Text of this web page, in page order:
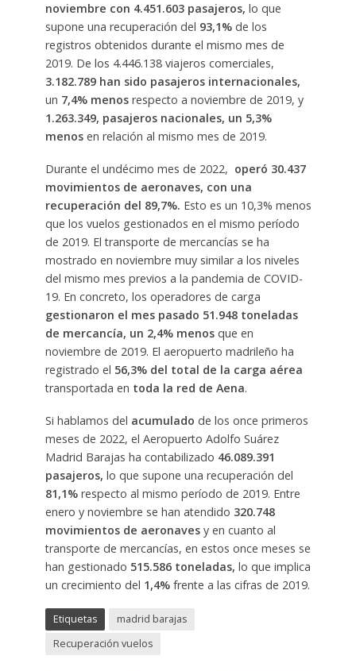
noviembre con 4.451.603 pasajeros, lo que
supone una recuperación del 93,1%de los
registros obtenidos durante el mismo mes de
2019. De los 4.446.138 viajeros comerciales,
3.182.789 han sido pasajeros internacionales,
un 7,4% menosrespecto a noviembre de 2019, y
1.263.349, pasajeros nacionales, un 5,3%
menosen relación al mismo mes de 2019.
Durante el undécimo mes de 2022, operó 30.437
movimientos de aeronaves, con una
recuperación del 89,7%. Esto es un 10,3% menos
que los vuelos gestionados en el mismo período
de 2019. El transporte de mercancías se ha
mostrado en noviembre muy similar a los niveles
del mismo mes previos a la pandemia de COVID-
19. En concreto, los operadores de carga
gestionaron el mes pasado 51.948 toneladas
de mercancía, un 2,4% menosque en
noviembre de 2019. El aeropuerto madrileño ha
registrado el 56,3% del total de la carga aérea
transportada en toda la red de Aena.
Si hablamos del acumulado de los once primeros
meses de 2022, el Aeropuerto Adolfo Suárez
Madrid Barajas ha contabilizado 46.089.391
pasajeros, lo que supone una recuperación del
81,1%respecto al mismo período de 2019. Entre
enero y noviembre se han atendido 320.748
movimientos de aeronavesy en cuanto al
transporte de mercancías, en estos once meses se
han gestionado 515.586 toneladas, lo que implica
un crecimiento del 1,4%frente a las cifras de 2019.
Etiquetas
madrid barajas
Recuperación vuelos